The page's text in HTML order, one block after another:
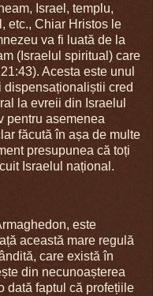
Israel, templu,
etc., Chiar Hristos le
va fi luată de la
(Israelul spiritual) care
Acesta este unul
dispensaționaliștii cred
la evreii din Israelul
pentru asemenea
făcută în așa de multe
presupunea că toți
Israelul național.
este
această mare regulă
care există în
din necunoașterea
dată faptul că profețiile